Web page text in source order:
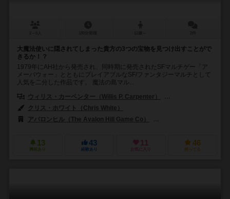
大魔法使いに隠されてしまった貴方の3つの宝物を見つけ出すことがで
きるか！？
1979年にAH社から発売され、同時期に発売されたSFマルチゲー「ア
メーバウォー」とともにプレイアブルなSF/ファンタジーマルチとして
人気を二分した作品です。 魔法の島マル...
ウィリス・カーペンター（Willis P. Carpenter）
クリス・ホワイト（Chris White）
アバロンヒル（The Avalon Hill Game Co）
13
興味あり
43
経験あり
11
お気に入り
46
持ってる